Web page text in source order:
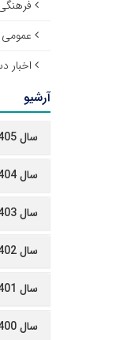
عمومی
اخبار
آرشیو
سال 1405 (5)
سال 1404 (82)
سال 1403 (241)
سال 1402 (175)
سال 1401 (81)
سال 1400 (90)